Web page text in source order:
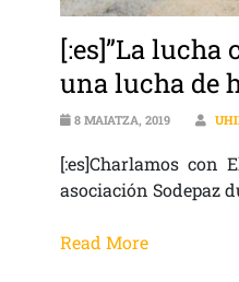
[:es]”La
una lucha de
8 MAIATZA, 2019
[:es]Charlamos con
asociación Sodepaz
Read More